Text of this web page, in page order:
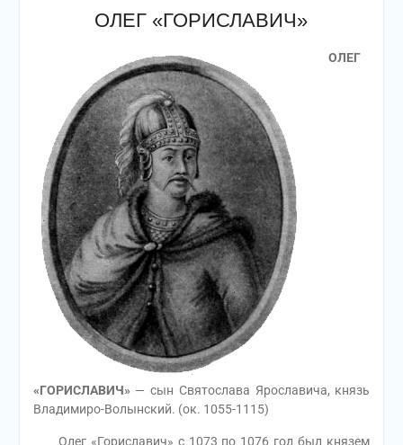
ОЛЕГ «ГОРИСЛАВИЧ»
ОЛЕГ
«ГОРИСЛАВИЧ»— сын Святослава Ярославича, князь
Владимиро-Волынский. (ок. 1055-1115)
Олег «Гориславич» с 1073 по 1076 год был князем